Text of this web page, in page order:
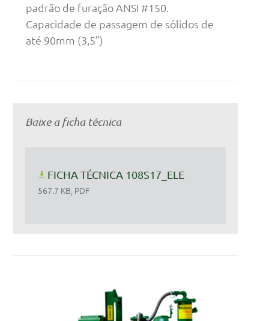
padrão de furação ANSI #150.
Capacidade de passagem de sólidos de
até 90mm (3,5”)
Baixe a ficha técnica
FICHA TÉCNICA 108S17_ELE
567.7 KB, PDF